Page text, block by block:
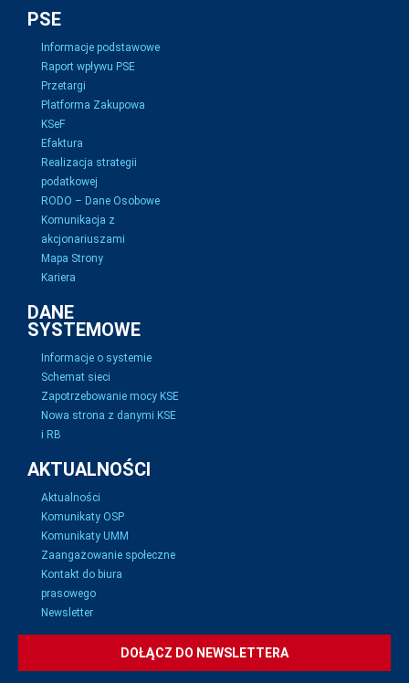
PSE
Informacje podstawowe
Raport wpływu PSE
Przetargi
Platforma Zakupowa
KSeF
Efaktura
Realizacja strategii
podatkowej
RODO – Dane Osobowe
Komunikacja z
akcjonariuszami
Mapa Strony
Kariera
DANE
SYSTEMOWE
Informacje o systemie
Schemat sieci
Zapotrzebowanie mocy KSE
Nowa strona z danymi KSE
i RB
AKTUALNOŚCI
Aktualności
Komunikaty OSP
Komunikaty UMM
Zaangażowanie społeczne
Kontakt do biura
prasowego
Newsletter
DOŁĄCZ DO NEWSLETTERA